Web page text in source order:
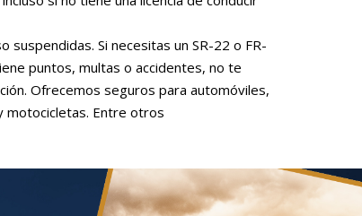
suspendidas. Si necesitas un SR-22 o FR-
puntos, multas o accidentes, no te
Ofrecemos seguros para automóviles,
motocicletas. Entre otros